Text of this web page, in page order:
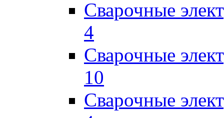
Сварочные
4
Сварочные
10
Сварочные